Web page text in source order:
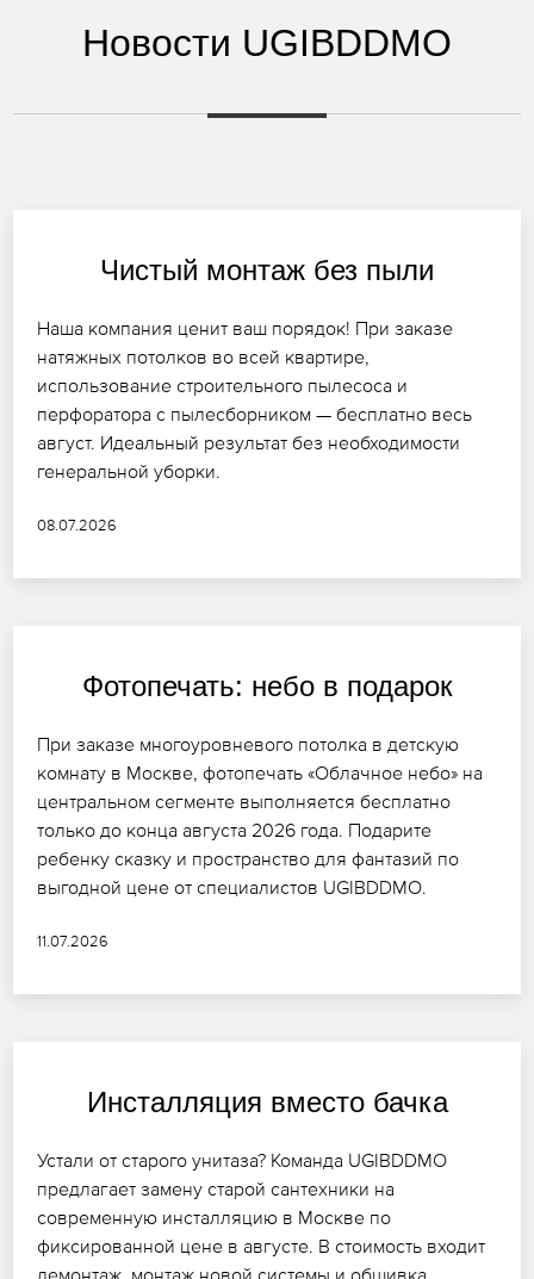
Новости UGIBDDMO
Чистый монтаж без пыли
Наша компания ценит ваш порядок! При заказе
натяжных потолков во всей квартире,
использование строительного пылесоса и
перфоратора с пылесборником — бесплатно весь
август. Идеальный результат без необходимости
генеральной уборки.
08.07.2026
Фотопечать: небо в подарок
При заказе многоуровневого потолка в детскую
комнату в Москве, фотопечать «Облачное небо» на
центральном сегменте выполняется бесплатно
только до конца августа 2026 года. Подарите
ребенку сказку и пространство для фантазий по
выгодной цене от специалистов UGIBDDMO.
11.07.2026
Инсталляция вместо бачка
Устали от старого унитаза? Команда UGIBDDMO
предлагает замену старой сантехники на
современную инсталляцию в Москве по
фиксированной цене в августе. В стоимость входит